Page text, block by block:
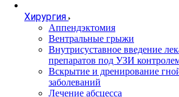
Хирургия
Аппендэктомия
Вентральные грыжи
Внутрисуставное введение
препаратов под УЗИ
Вскрытие и дренирование
заболеваний
Лечение абсцесса